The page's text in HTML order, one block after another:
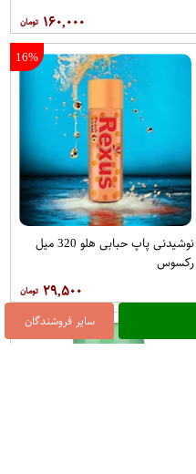
سایر فروشندگان
۱۶۰,۰۰۰
16%
نوشیدنی پاپ حبابی هلو 320 میل
رکسوس
۲۹,۵۰۰